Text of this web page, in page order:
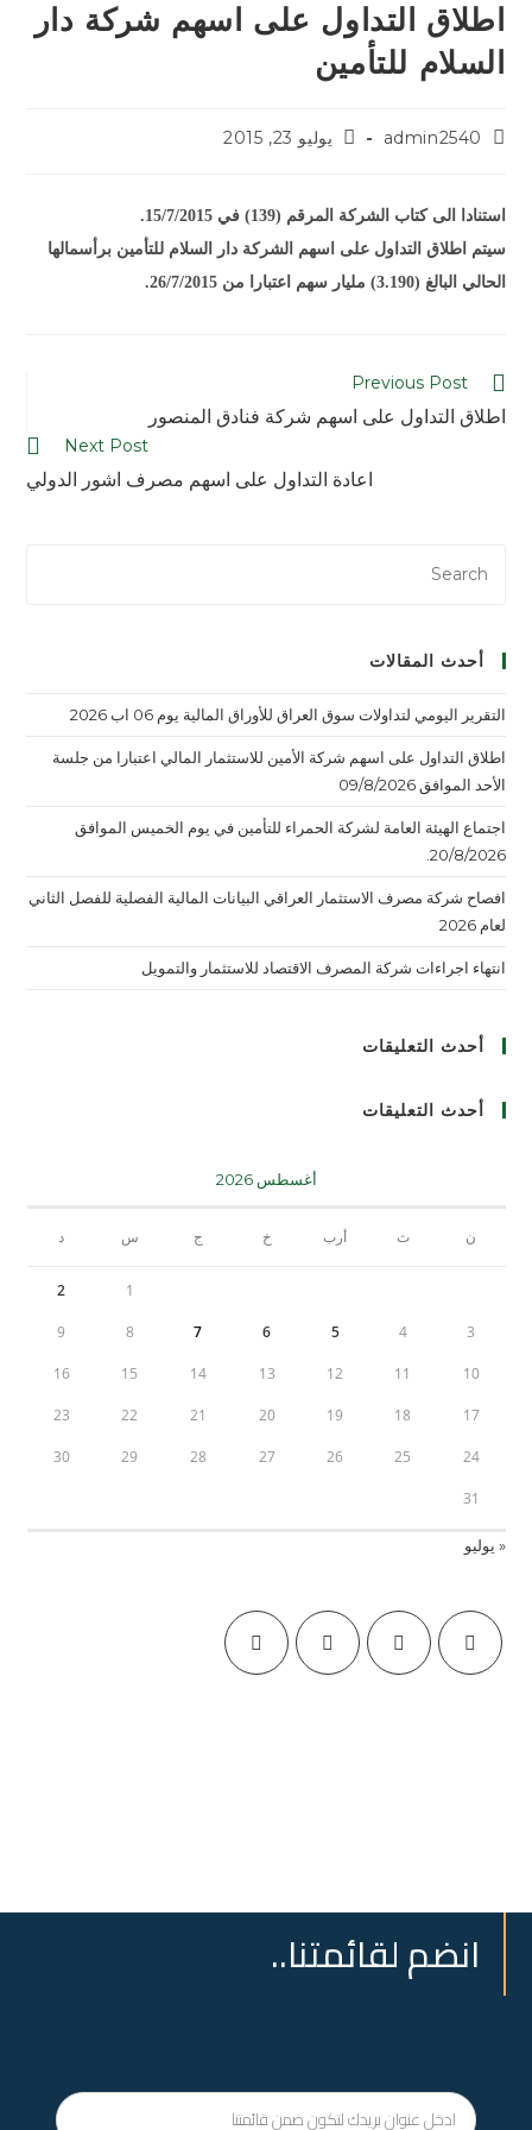
اطلاق التداول على اسهم شركة دار
السلام للتأمين
admin2540 يوليو 23, 2015
استنادا الى كتاب الشركة المرقم (139) في 15/7/2015.
سيتم اطلاق التداول على اسهم الشركة دار السلام للتأمين برأسمالها
الحالي البالغ (3.190) مليار سهم اعتبارا من 26/7/2015.
Previous Post
اطلاق التداول على اسهم شركة فنادق المنصور
Next Post
اعادة التداول على اسهم مصرف اشور الدولي
أحدث المقالات
التقرير اليومي لتداولات سوق العراق للأوراق المالية يوم 06 اب 2026
اطلاق التداول على اسهم شركة الأمين للاستثمار المالي اعتبارا من جلسة
الأحد الموافق 09/8/2026
اجتماع الهيئة العامة لشركة الحمراء للتأمين في يوم الخميس الموافق
20/8/2026.
افصاح شركة مصرف الاستثمار العراقي البيانات المالية الفصلية للفصل الثاني
لعام 2026
انتهاء اجراءات شركة المصرف الاقتصاد للاستثمار والتمويل
أحدث التعليقات
أحدث التعليقات
أغسطس 2026
ن ث أرب خ ج س د
1
2
3
4
5
6
7
8
9
10
11
12
13
14
15
16
17
18
19
20
21
22
23
24
25
26
27
28
29
30
31
« يوليو
انضم لقائمتنا..